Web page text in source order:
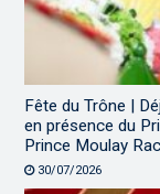
Fête du Trône |
en présence du
Prince Moulay
30/07/2026